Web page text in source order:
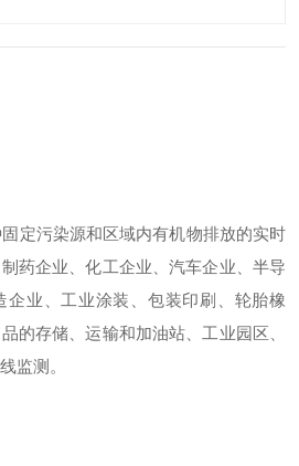
定污染源和区域内有机物排放的实时
药企业、化工企业、汽车企业、半导
企业、工业涂装、包装印刷、轮胎橡
的存储、运输和加油站、工业园区、
监测。